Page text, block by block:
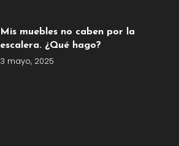
Mis muebles no caben por la
escalera. ¿Qué hago?
3 mayo, 2025